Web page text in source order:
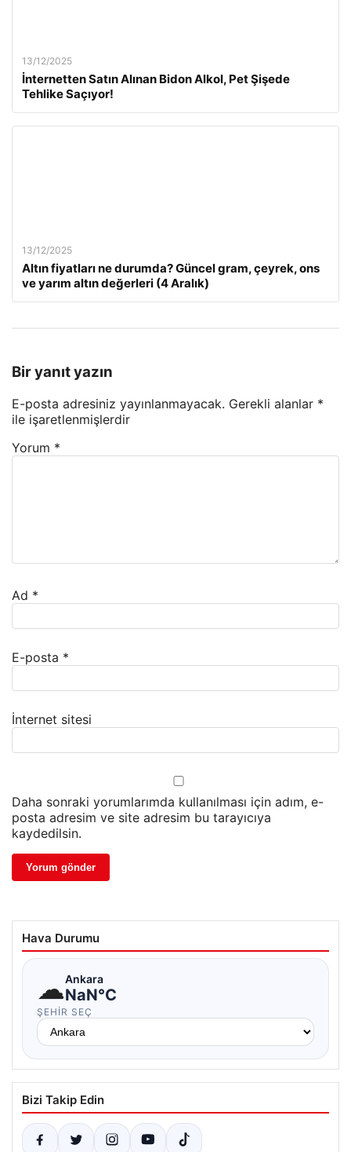
13/12/2025
İnternetten Satın Alınan Bidon Alkol, Pet Şişede
Tehlike Saçıyor!
13/12/2025
Altın fiyatları ne durumda? Güncel gram, çeyrek, ons
ve yarım altın değerleri (4 Aralık)
Bir yanıt yazın
E-posta adresiniz yayınlanmayacak. Gerekli alanlar *
ile işaretlenmişlerdir
Yorum *
Ad *
E-posta *
İnternet sitesi
Daha sonraki yorumlarımda kullanılması için adım, e-
posta adresim ve site adresim bu tarayıcıya
kaydedilsin.
Hava Durumu
☁Ankara
NaN°C
ŞEHIR SEÇ
Bizi Takip Edin